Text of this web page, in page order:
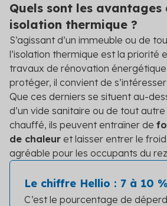
Quels sont les avantages
isolation thermique ?
S’agissant d’un immeuble ou de
l’isolation thermique est la priorité
travaux de rénovation
protéger, il convient de
Que ces derniers se situent au-
d’un vide sanitaire ou de tout
chauffé, ils peuvent entraîner de
de chaleur et laisser entrer le
agréable pour les occupants du
Le chiffre Hellio : 7 à 10 %
C’est le pourcentage de